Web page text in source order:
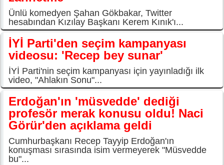
Ünlü komedyen Şahan Gökbakar, Twitter
hesabından Kızılay Başkanı Kerem Kınık'ı...
İYİ Parti'den seçim kampanyası
videosu: 'Recep bey sunar'
İYİ Parti'nin seçim kampanyası için yayınladığı ilk
video, "Ahlakın Sonu"...
Erdoğan'ın 'müsvedde' dediği
profesör merak konusu oldu! Naci
Görür'den açıklama geldi
Cumhurbaşkanı Recep Tayyip Erdoğan'ın
konuşması sırasında isim vermeyerek "Müsvedde
bu"...